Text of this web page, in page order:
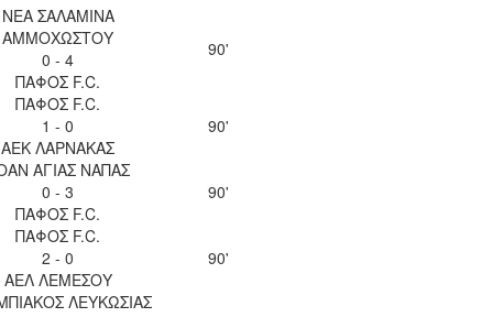
ΝΕΑ ΣΑΛΑΜΙΝΑ
ΑΜΜΟΧΩΣΤΟΥ
0 - 4
ΠΑΦΟΣ F.C.
90'
ΠΑΦΟΣ F.C.
1 - 0
ΑΕΚ ΛΑΡΝΑΚΑΣ
90'
ΑΓΙΑΣ ΝΑΠΑΣ
0 - 3
ΠΑΦΟΣ F.C.
90'
ΠΑΦΟΣ F.C.
2 - 0
ΑΕΛ ΛΕΜΕΣΟΥ
90'
ΛΕΥΚΩΣΙΑΣ